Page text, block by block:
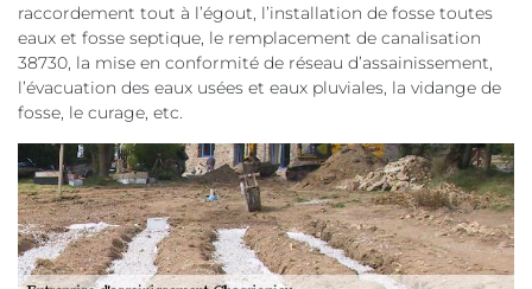
raccordement tout à l’égout, l’installation de fosse toutes
eaux et fosse septique, le remplacement de canalisation
38730, la mise en conformité de réseau d’assainissement,
l’évacuation des eaux usées et eaux pluviales, la vidange de
fosse, le curage, etc.